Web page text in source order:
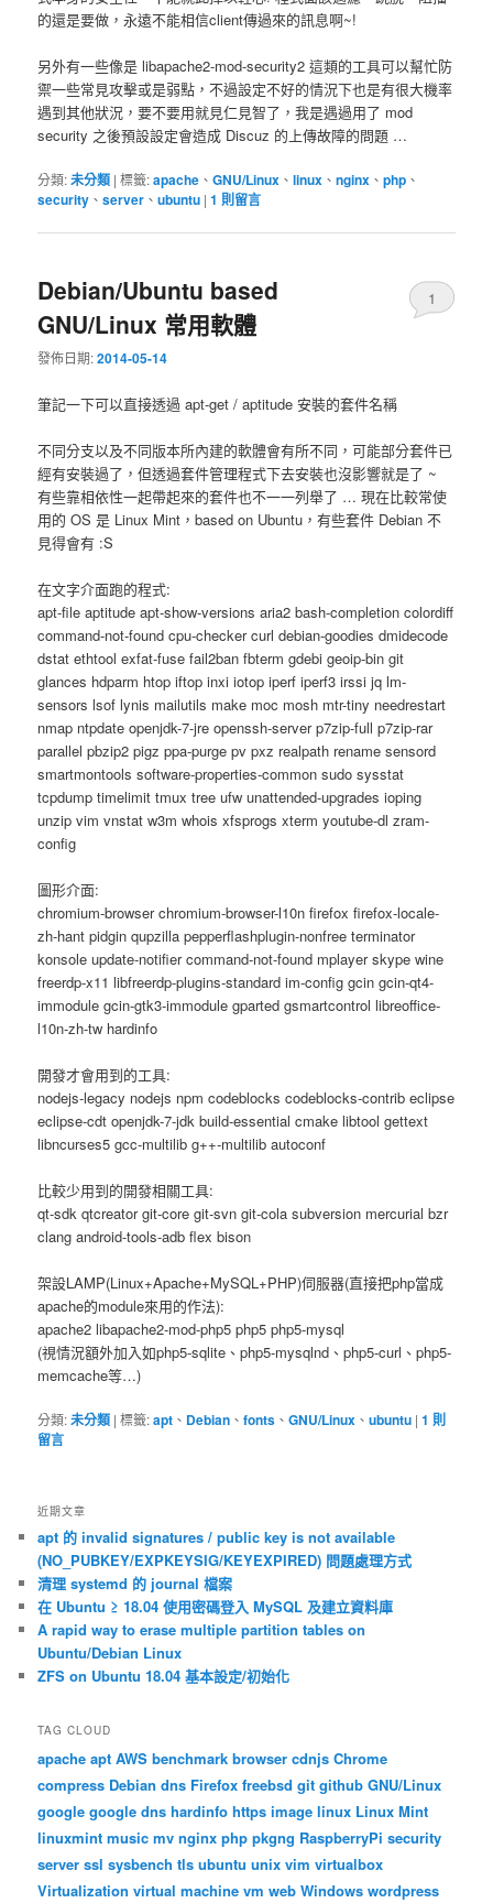
的還是要做，永遠不能相信client傳過來的訊息啊~!
另外有一些像是 libapache2-mod-security2 這類的工具可以幫忙防
禦一些常見攻擊或是弱點，不過設定不好的情況下也是有很大機率
遇到其他狀況，要不要用就見仁見智了，我是遇過用了 mod
security 之後預設設定會造成 Discuz 的上傳故障的問題 …
分類:未分類 |標籤:apache 、GNU/Linux 、linux 、nginx 、php 、
security 、server 、ubuntu |1 則留言
Debian/Ubuntu based
GNU/Linux 常用軟體
發佈日期:2014-05-14
1
筆記一下可以直接透過 apt-get / aptitude 安裝的套件名稱
不同分支以及不同版本所內建的軟體會有所不同，可能部分套件已
經有安裝過了，但透過套件管理程式下去安裝也沒影響就是了 ~
有些靠相依性一起帶起來的套件也不一一列舉了 … 現在比較常使
用的 OS 是 Linux Mint，based on Ubuntu，有些套件 Debian 不
見得會有 :S
在文字介面跑的程式:
apt-file aptitude apt-show-versions aria2 bash-completion colordiff
command-not-found cpu-checker curl debian-goodies dmidecode
dstat ethtool exfat-fuse fail2ban fbterm gdebi geoip-bin git
glances hdparm htop iftop inxi iotop iperf iperf3 irssi jq lm-
sensors lsof lynis mailutils make moc mosh mtr-tiny needrestart
nmap ntpdate openjdk-7-jre openssh-server p7zip-full p7zip-rar
parallel pbzip2 pigz ppa-purge pv pxz realpath rename sensord
smartmontools software-properties-common sudo sysstat
tcpdump timelimit tmux tree ufw unattended-upgrades ioping
unzip vim vnstat w3m whois xfsprogs xterm youtube-dl zram-
config
圖形介面:
chromium-browser chromium-browser-l10n firefox firefox-locale-
zh-hant pidgin qupzilla pepperflashplugin-nonfree terminator
konsole update-notifier command-not-found mplayer skype wine
freerdp-x11 libfreerdp-plugins-standard im-config gcin gcin-qt4-
immodule gcin-gtk3-immodule gparted gsmartcontrol libreoffice-
l10n-zh-tw hardinfo
開發才會用到的工具:
nodejs-legacy nodejs npm codeblocks codeblocks-contrib eclipse
eclipse-cdt openjdk-7-jdk build-essential cmake libtool gettext
libncurses5 gcc-multilib g++-multilib autoconf
比較少用到的開發相關工具:
qt-sdk qtcreator git-core git-svn git-cola subversion mercurial bzr
clang android-tools-adb flex bison
架設LAMP(Linux+Apache+MySQL+PHP)伺服器(直接把php當成
apache的module來用的作法):
apache2 libapache2-mod-php5 php5 php5-mysql
(視情況額外加入如php5-sqlite、php5-mysqlnd、php5-curl、php5-
memcache等…)
分類:未分類 |標籤:apt 、 Debian 、fonts 、GNU/Linux 、ubuntu |1 則
留言
近期文章
apt 的 invalid signatures / public key is not available
(NO_PUBKEY/EXPKEYSIG/KEYEXPIRED) 問題處理方式
清理 systemd 的 journal 檔案
在 Ubuntu ≥ 18.04 使用密碼登入 MySQL 及建立資料庫
A rapid way to erase multiple partition tables on
Ubuntu/Debian Linux
ZFS on Ubuntu 18.04 基本設定/初始化
TAG CLOUD
apache apt AWS benchmark browser cdnjs Chrome
compress Debian dns Firefox freebsd git github GNU/Linux
google google dns hardinfo https image linux Linux Mint
linuxmint music mv nginx php pkgng RaspberryPi security
server ssl sysbench tls ubuntu unix vim virtualbox
Virtualization virtual machine vm web Windows wordpress